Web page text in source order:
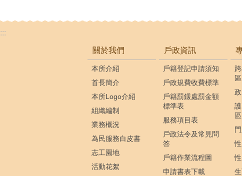
:::
關於我們
本所介紹
首長簡介
本所Logo介紹
組織編制
業務概況
為民服務白皮書
志工園地
活動花絮
戶政資訊
戶籍登記申請須知
戶政規費收費標準
戶籍罰鍰處罰金額
標準表
服務項目表
戶政法令及常見問
答
戶籍作業流程圖
申請書表下載
區
區